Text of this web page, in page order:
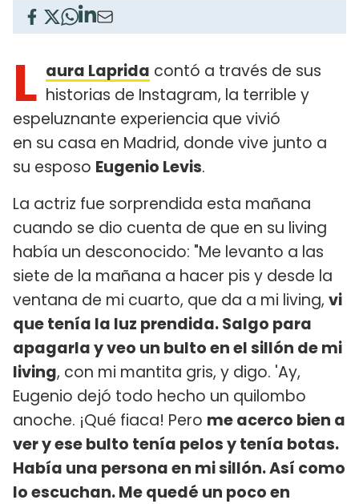
L aura Laprida contó a través de sus
historias de Instagram, la terrible y
espeluznante experiencia que vivió
en su casa en Madrid, donde vive junto a
su esposo Eugenio Levis.
La actriz fue sorprendida esta mañana
cuando se dio cuenta de que en su living
había un desconocido: "Me levanto a las
siete de la mañana a hacer pis y desde la
ventana de mi cuarto, que da a mi living, vi
que tenía la luz prendida. Salgo para
apagarla y veo un bulto en el sillón de mi
living, con mi mantita gris, y digo. 'Ay,
Eugenio dejó todo hecho un quilombo
anoche. ¡Qué fiaca! Pero me acerco bien a
ver y ese bulto tenía pelos y tenía botas.
Había una persona en mi sillón. Así como
lo escuchan. Me quedé un poco en